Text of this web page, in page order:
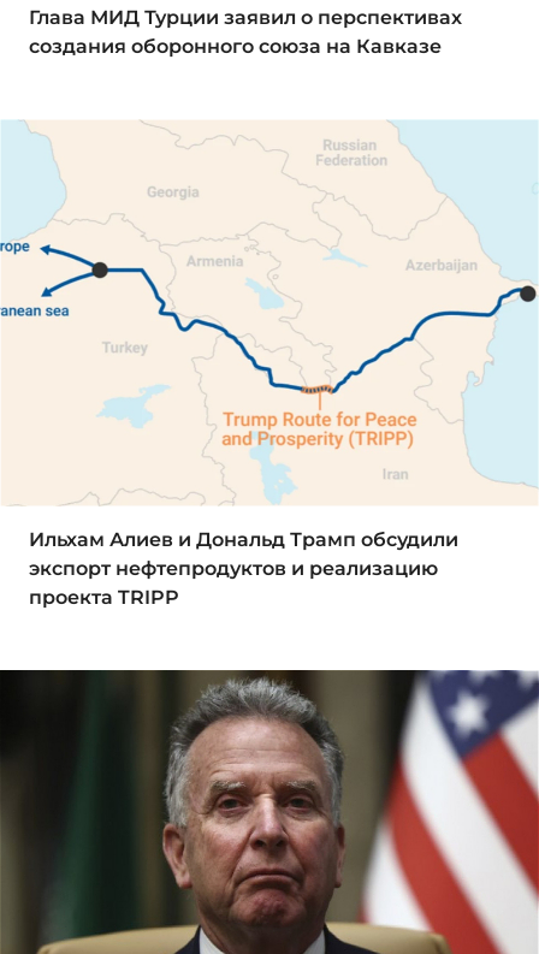
Глава МИД Турции заявил о перспективах
создания оборонного союза на Кавказе
Ильхам Алиев и Дональд Трамп обсудили
экспорт нефтепродуктов и реализацию
проекта TRIPP